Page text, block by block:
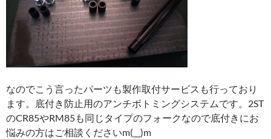
なのでこう言ったパーツも製作取付サービスも行っており
ます。底付き防止用のアンチボトミングシステムです。2ST
のCR85やRM85も同じタイプのフォークなので底付きにお
悩みの方はご相談くださいm(__)m